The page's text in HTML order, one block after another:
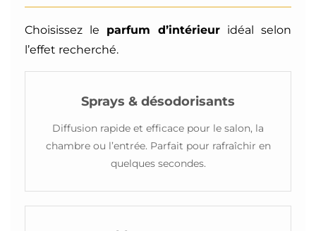
Choisissez le parfum d’intérieur idéal selon
l’effet recherché.
Sprays & désodorisants
Diffusion rapide et efficace pour le salon, la
chambre ou l’entrée. Parfait pour rafraîchir en
quelques secondes.